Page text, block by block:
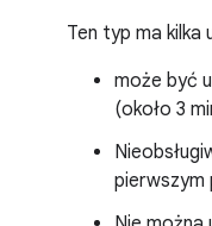
Ten typ ma kilka
może być
(około 3
pierwszym